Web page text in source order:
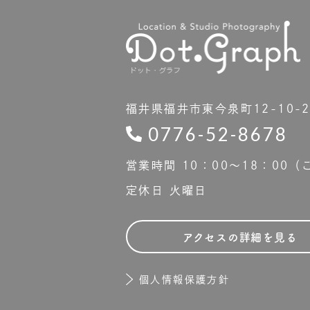
福井県福井市東今泉町12-10-2
0776-52-8678
営業時間 10：00〜18：00（ご
定休日 火曜日
アクセスの詳細を見る
個人情報保護方針